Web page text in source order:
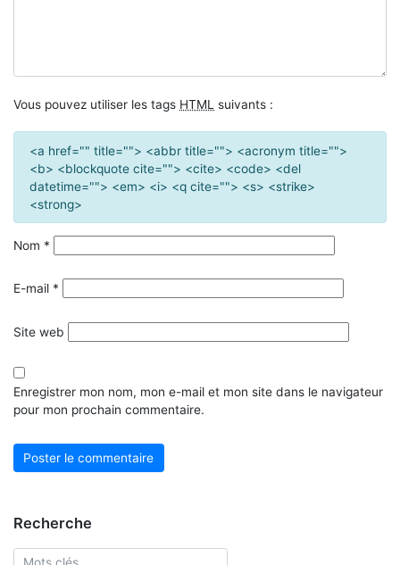
Vous pouvez utiliser les tags HTML suivants :
<a href="" title=""> <abbr title=""> <acronym title="">
<b> <blockquote cite=""> <cite> <code> <del
datetime=""> <em> <i> <q cite=""> <s> <strike>
<strong>
Nom *
E-mail *
Site web
Enregistrer mon nom, mon e-mail et mon site dans le navigateur
pour mon prochain commentaire.
Recherche